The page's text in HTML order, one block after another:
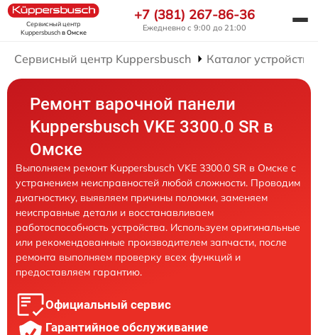
Сервисный центр
Kuppersbuschв Омске
+7 (381) 267-86-36
Ежедневно с 9:00 до 21:00
Сервисный центр Kuppersbusch Каталог устройств
Ремонт варочной панели
Kuppersbusch VKE 3300.0 SR в
Омске
Выполняем ремонт Kuppersbusch VKE 3300.0 SR в Омске с
устранением неисправностей любой сложности. Проводим
диагностику, выявляем причины поломки, заменяем
неисправные детали и восстанавливаем
работоспособность устройства. Используем оригинальные
или рекомендованные производителем запчасти, после
ремонта выполняем проверку всех функций и
предоставляем гарантию.
Официальный сервис
Гарантийное обслуживание